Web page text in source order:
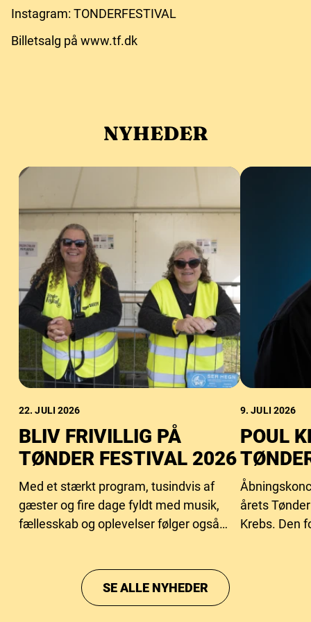
Instagram: TONDERFESTIVAL
Billetsalg på www.tf.dk
NYHEDER
22. JULI 2026
BLIV FRIVILLIG PÅ
TØNDER FESTIVAL 2026
Med et stærkt program, tusindvis af
gæster og fire dage fyldt med musik,
fællesskab og oplevelser følger også
9. JULI 2026
POUL
årets
Krebs. Den
SE ALLE NYHEDER